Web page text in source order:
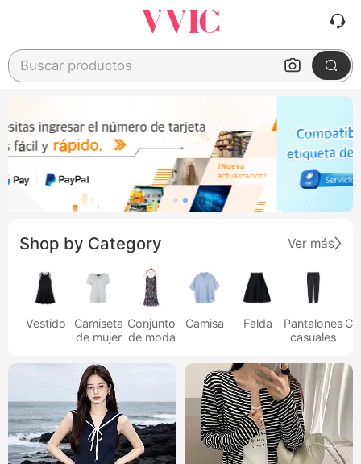
Buscar productos
Shop by Category Ver más
Vestido
Camiseta
de mujer
Conjunto
de moda
Camisa Falda
Pantalones
casuales